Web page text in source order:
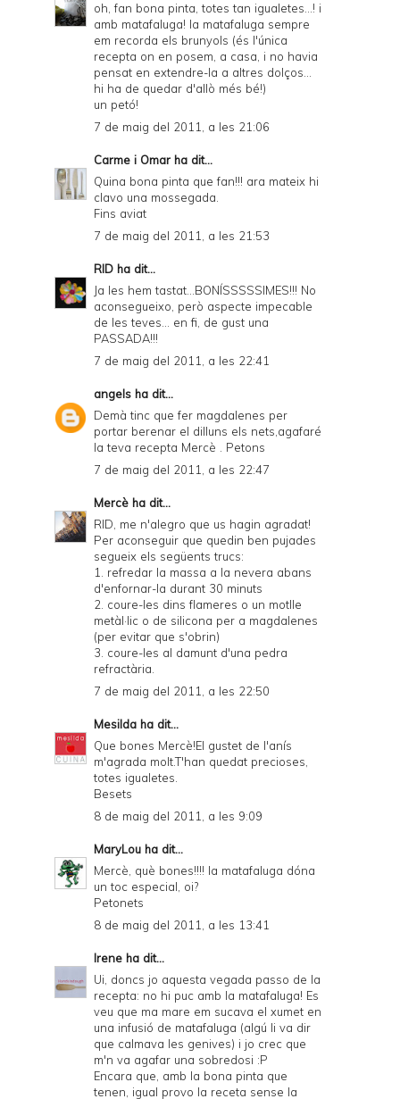
oh, fan bona pinta, totes tan igualetes...! i
amb matafaluga! la matafaluga sempre
em recorda els brunyols (és l'única
recepta on en posem, a casa, i no havia
pensat en extendre-la a altres dolços...
hi ha de quedar d'allò més bé!)
un petó!
7 de maig del 2011, a les 21:06
Carme i Omar ha dit...
Quina bona pinta que fan!!! ara mateix hi
clavo una mossegada.
Fins aviat
7 de maig del 2011, a les 21:53
RID ha dit...
Ja les hem tastat...BONÍSSSSSIMES!!! No
aconsegueixo, però aspecte impecable
de les teves... en fi, de gust una
PASSADA!!!
7 de maig del 2011, a les 22:41
angels ha dit...
Demà tinc que fer magdalenes per
portar berenar el dilluns els nets,agafaré
la teva recepta Mercè . Petons
7 de maig del 2011, a les 22:47
Mercè ha dit...
RID, me n'alegro que us hagin agradat!
Per aconseguir que quedin ben pujades
segueix els següents trucs:
1. refredar la massa a la nevera abans
d'enfornar-la durant 30 minuts
2. coure-les dins flameres o un motlle
metàl·lic o de silicona per a magdalenes
(per evitar que s'obrin)
3. coure-les al damunt d'una pedra
refractària.
7 de maig del 2011, a les 22:50
Mesilda ha dit...
Que bones Mercè!El gustet de l'anís
m'agrada molt.T'han quedat precioses,
totes igualetes.
Besets
8 de maig del 2011, a les 9:09
MaryLou ha dit...
Mercè, què bones!!!! la matafaluga dóna
un toc especial, oi?
Petonets
8 de maig del 2011, a les 13:41
Irene ha dit...
Ui, doncs jo aquesta vegada passo de la
recepta: no hi puc amb la matafaluga! Es
veu que ma mare em sucava el xumet en
una infusió de matafaluga (algú li va dir
que calmava les genives) i jo crec que
m'n va agafar una sobredosi :P
Encara que, amb la bona pinta que
tenen, igual provo la receta sense la